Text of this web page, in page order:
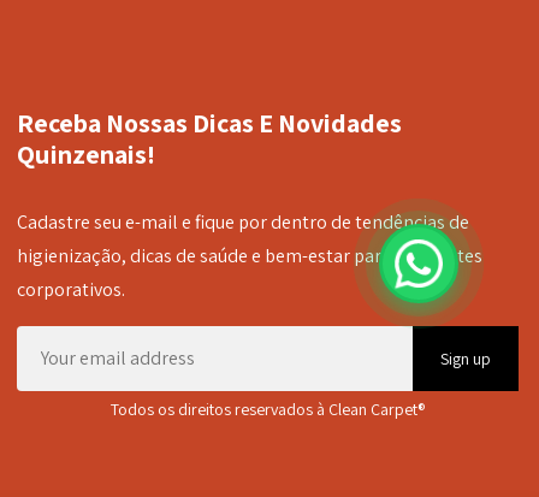
Receba Nossas Dicas E Novidades
Quinzenais!
Cadastre seu e-mail e fique por dentro de tendências de
higienização, dicas de saúde e bem-estar para ambientes
corporativos.
Sign up
Todos os direitos reservados à Clean Carpet®